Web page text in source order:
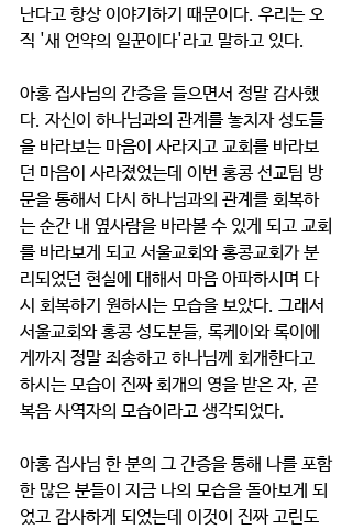
난다고 항상 이야기하기 때문이다. 우리는 오
직 '새 언약의 일꾼이다'라고 말하고 있다.
아홍 집사님의 간증을 들으면서 정말 감사했
다. 자신이 하나님과의 관계를 놓치자 성도들
을 바라보는 마음이 사라지고 교회를 바라보
던 마음이 사라졌었는데 이번 홍콩 선교팀 방
문을 통해서 다시 하나님과의 관계를 회복하
는 순간 내 옆사람을 바라볼 수 있게 되고 교회
를 바라보게 되고 서울교회와 홍콩교회가 분
리되었던 현실에 대해서 마음 아파하시며 다
시 회복하기 원하시는 모습을 보았다. 그래서
서울교회와 홍콩 성도분들, 록케이와 록이에
게까지 정말 죄송하고 하나님께 회개한다고
하시는 모습이 진짜 회개의 영을 받은 자, 곧
복음 사역자의 모습이라고 생각되었다.
아홍 집사님 한 분의 그 간증을 통해 나를 포함
한 많은 분들이 지금 나의 모습을 돌아보게 되
었고 감사하게 되었는데 이것이 진짜 고린도